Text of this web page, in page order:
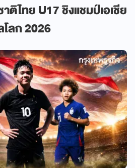
ติไทย U17 ชิงแชมป์เอเชีย
ลก 2026